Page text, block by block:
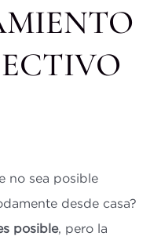
no sea posible
desde casa?
posible, pero la